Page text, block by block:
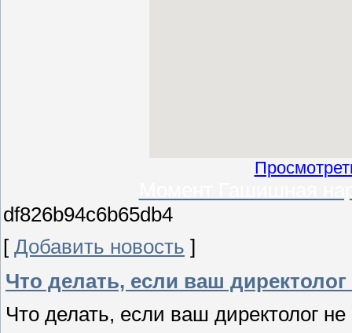
df826b94c6b65db4
[ Добавить новость ]
Что делать, если ваш
Что делать, если ваш директолог